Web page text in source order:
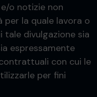
o notizie non
per la quale lavora o
tale divulgazione sia
espressamente
con cui le
per fini